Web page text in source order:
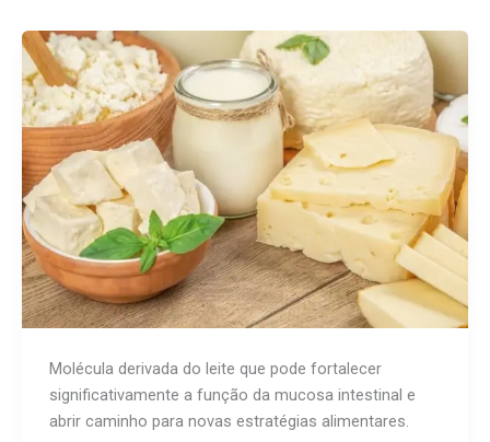
Molécula derivada do leite que pode fortalecer
significativamente a função da mucosa intestinal e
abrir caminho para novas estratégias alimentares.